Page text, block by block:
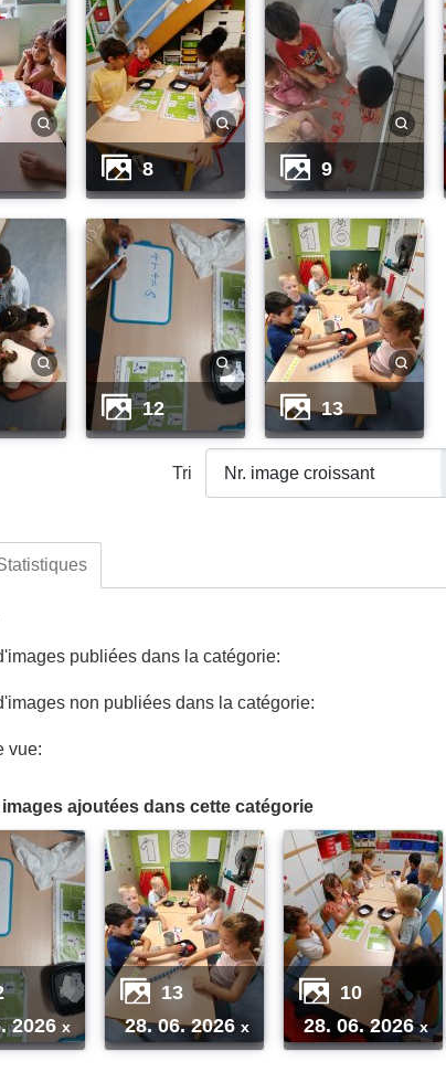
8 9
12 13
Tri
publiées dans la catégorie:
non publiées dans la catégorie:
vue:
images ajoutées dans cette catégorie
2026 x
13
28. 06. 2026 x
10
28. 06. 2026x